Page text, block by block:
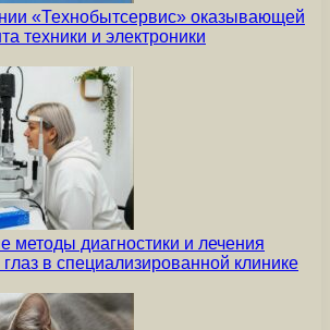
«Технобытсервис» оказывающей
техники и электроники
методы диагностики и лечения
в специализированной клинике